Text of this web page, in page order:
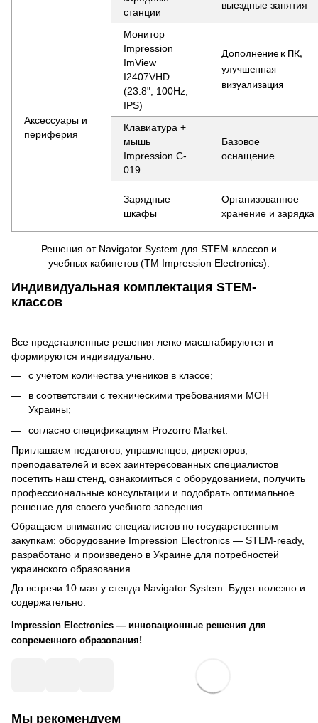
станции
выездные занятия
Аксессуары и
периферия
Монитор
Impression
ImView
I2407VHD
(23.8", 100Hz,
IPS)
Дополнение к ПК,
улучшенная
визуализация
Клавиатура +
мышь
Impression C-
019
Базовое
оснащение
Зарядные
шкафы
Организованное
хранение и зарядка
Решения от Navigator System для STEM-классов и
учебных кабинетов (ТМ Impression Electronics).
Индивидуальная комплектация STEM-
классов
Все представленные решения легко масштабируются и
формируются индивидуально:
с учётом количества учеников в классе;
в соответствии с техническими требованиями МОН
Украины;
согласно спецификациям Prozorro Market.
Приглашаем педагогов, управленцев, директоров,
преподавателей и всех заинтересованных специалистов
посетить наш стенд, ознакомиться с оборудованием, получить
профессиональные консультации и подобрать оптимальное
решение для своего учебного заведения.
Обращаем внимание специалистов по государственным
закупкам: оборудование Impression Electronics — STEM-ready,
разработано и произведено в Украине для потребностей
украинского образования.
До встречи 10 мая у стенда Navigator System. Будет полезно и
содержательно.
Impression Electronics — инновационные решения для
современного образования!
Мы рекомендуем